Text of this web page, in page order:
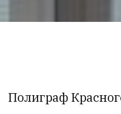
Полиграф